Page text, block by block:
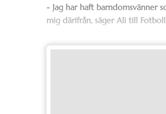
- Jag har haft barndomsvänner
mig därifrån, säger Ali till Fotboll